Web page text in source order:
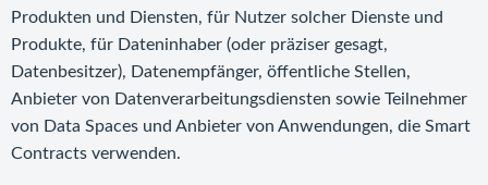
Produkten und Diensten, für Nutzer solcher Dienste und
Produkte, für Dateninhaber (oder präziser gesagt,
Datenbesitzer), Datenempfänger, öffentliche Stellen,
Anbieter von Datenverarbeitungsdiensten sowie Teilnehmer
von Data Spaces und Anbieter von Anwendungen, die Smart
Contracts verwenden.